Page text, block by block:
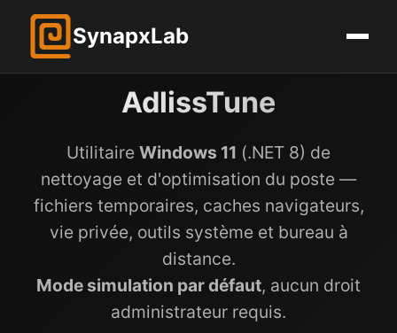
SynapxLab
AdlissTune
Utilitaire Windows 11 (.NET 8) de
nettoyage et d'optimisation du poste —
fichiers temporaires, caches navigateurs,
vie privée, outils système et bureau à
distance.
Mode simulation par défaut, aucun droit
administrateur requis.